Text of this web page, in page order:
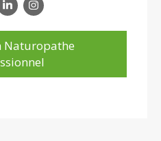
Naturopathe